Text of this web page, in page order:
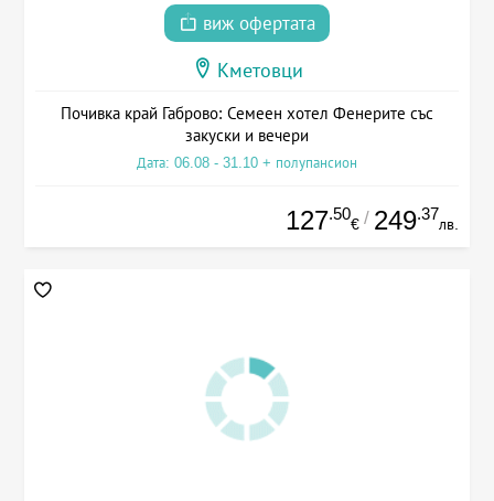
виж офертата
Кметовци
Почивка край Габрово: Семеен хотел Фенерите със
закуски и вечери
Дата: 06.08 - 31.10 + полупансион
127.50
€ / 249.37
лв.